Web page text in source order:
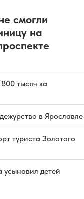
смогли
на
тысяч за
в Ярославле
туриста Золотого
усыновил детей